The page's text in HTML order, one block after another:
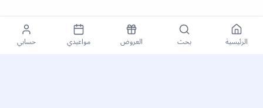
الرئيسية بحث العروض مواعيدي حسابي